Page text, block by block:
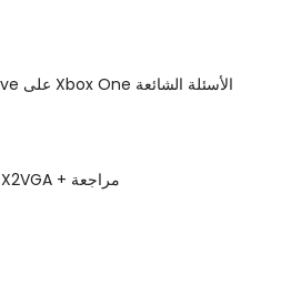
Xbox Live على Xbox One الأسئلة الشائعة
Neoya X2VGA + مراجعة